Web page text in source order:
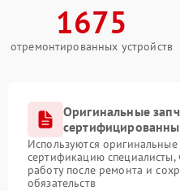
1675
отремонтированных устройств
Оригинальные
Используются
сертификацию специалисты,
работу после ремонта и
обязательств